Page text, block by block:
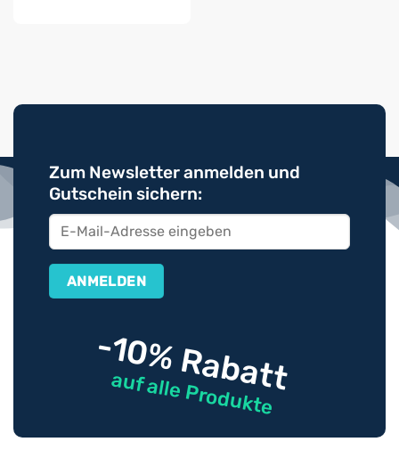
Zum Newsletter anmelden und
Gutschein sichern:
-10% Rabatt
auf alle Produkte